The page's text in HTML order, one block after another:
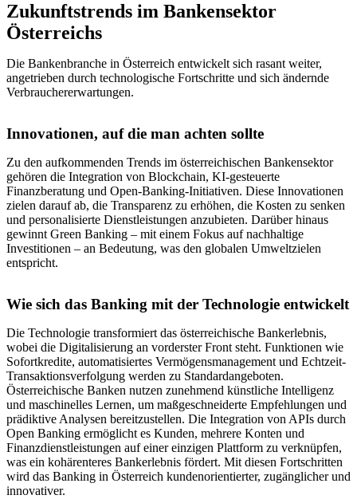
Zukunftstrends im Bankensektor
Österreichs
Die Bankenbranche in Österreich entwickelt sich rasant weiter,
angetrieben durch technologische Fortschritte und sich ändernde
Verbrauchererwartungen.
Innovationen, auf die man achten sollte
Zu den aufkommenden Trends im österreichischen Bankensektor
gehören die Integration von Blockchain, KI-gesteuerte
Finanzberatung und Open-Banking-Initiativen. Diese Innovationen
zielen darauf ab, die Transparenz zu erhöhen, die Kosten zu senken
und personalisierte Dienstleistungen anzubieten. Darüber hinaus
gewinnt Green Banking – mit einem Fokus auf nachhaltige
Investitionen – an Bedeutung, was den globalen Umweltzielen
entspricht.
Wie sich das Banking mit der Technologie entwickelt
Die Technologie transformiert das österreichische Bankerlebnis,
wobei die Digitalisierung an vorderster Front steht. Funktionen wie
Sofortkredite, automatisiertes Vermögensmanagement und Echtzeit-
Transaktionsverfolgung werden zu Standardangeboten.
Österreichische Banken nutzen zunehmend künstliche Intelligenz
und maschinelles Lernen, um maßgeschneiderte Empfehlungen und
prädiktive Analysen bereitzustellen. Die Integration von APIs durch
Open Banking ermöglicht es Kunden, mehrere Konten und
Finanzdienstleistungen auf einer einzigen Plattform zu verknüpfen,
was ein kohärenteres Bankerlebnis fördert. Mit diesen Fortschritten
wird das Banking in Österreich kundenorientierter, zugänglicher und
innovativer.